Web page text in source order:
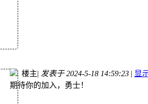
楼主| 发表于 2024-5-18 14:59:23 | 显
期待你的加入，勇士！